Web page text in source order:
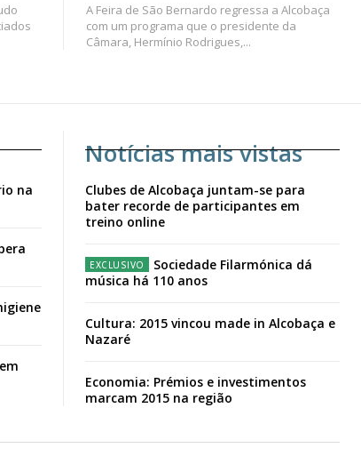
A Feira de São Bernardo regressa a Alcobaça
com um programa que o presidente da
Câmara, Hermínio Rodrigues,...
na
Notícias mais vistas
Clubes de Alcobaça juntam-se para
bater recorde de participantes em
treino online
Sociedade Filarmónica dá
música há 110 anos
Cultura: 2015 vincou made in Alcobaça e
Nazaré
Economia: Prémios e investimentos
marcam 2015 na região